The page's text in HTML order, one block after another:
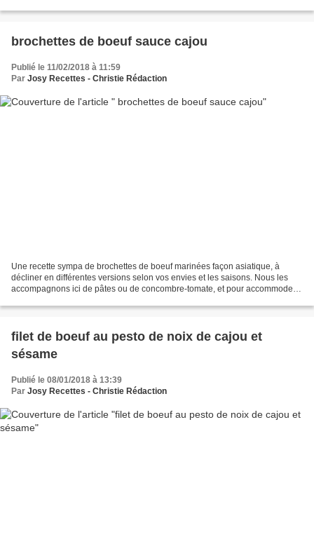
brochettes de boeuf sauce cajou
Publié le 11/02/2018 à 11:59
Par Josy Recettes - Christie Rédaction
Une recette sympa de brochettes de boeuf marinées façon asiatique, à
décliner en différentes versions selon vos envies et les saisons. Nous les
accompagnons ici de pâtes ou de concombre-tomate, et pour accommoder :
filet de boeuf au pesto de noix de cajou et
sésame
Publié le 08/01/2018 à 13:39
Par Josy Recettes - Christie Rédaction